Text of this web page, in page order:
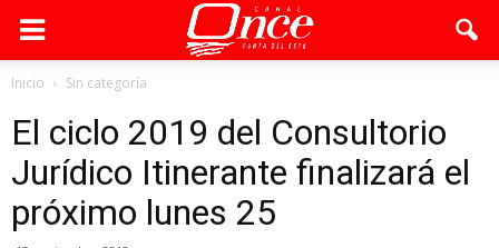
Inicio Sin categoría
El ciclo 2019 del Consultorio
Jurídico Itinerante finalizará el
próximo lunes 25